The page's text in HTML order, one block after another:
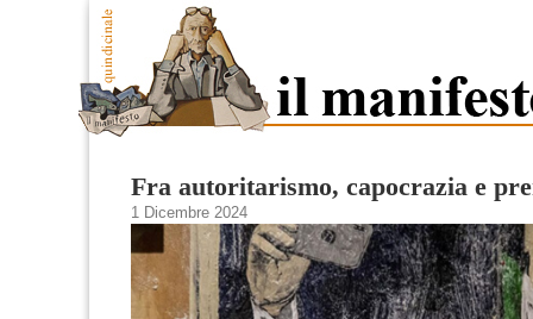
Fra autoritarismo, capocrazia e
1 Dicembre 2024